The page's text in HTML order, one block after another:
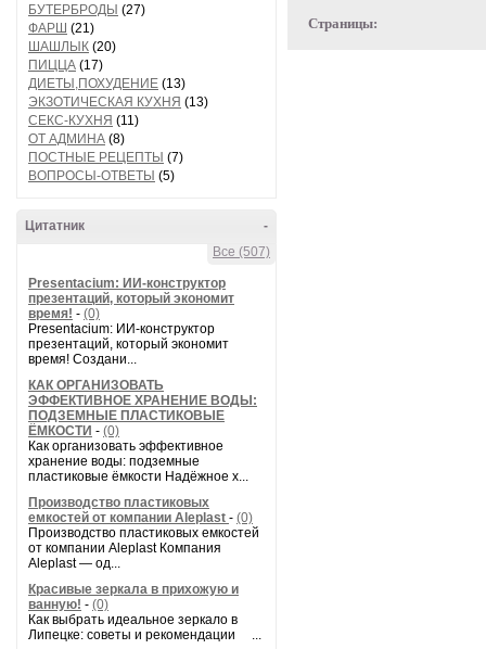
БУТЕРБРОДЫ (27)
ФАРШ (21)
ШАШЛЫК (20)
ПИЦЦА (17)
ДИЕТЫ,ПОХУДЕНИЕ (13)
ЭКЗОТИЧЕСКАЯ КУХНЯ (13)
СЕКС-КУХНЯ (11)
ОТ АДМИНА (8)
ПОСТНЫЕ РЕЦЕПТЫ (7)
ВОПРОСЫ-ОТВЕТЫ (5)
-
Цитатник
Все (507)
Presentacium: ИИ‑конструктор
презентаций, который экономит
время! - (0)
Presentacium: ИИ‑конструктор
презентаций, который экономит
время! Создани...
КАК ОРГАНИЗОВАТЬ
ЭФФЕКТИВНОЕ ХРАНЕНИЕ ВОДЫ:
ПОДЗЕМНЫЕ ПЛАСТИКОВЫЕ
ЁМКОСТИ - (0)
Как организовать эффективное
хранение воды: подземные
пластиковые ёмкости Надёжное х...
Производство пластиковых
емкостей от компании Aleplast - (0)
Производство пластиковых емкостей
от компании Aleplast Компания
Aleplast — од...
Красивые зеркала в прихожую и
ванную! - (0)
Как выбрать идеальное зеркало в
Липецке: советы и рекомендации ...
Страницы: